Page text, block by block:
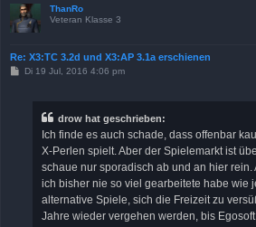
ThanRo
Veteran Klasse 3
Re: X3:TC 3.2d und X3:AP 3.1a erschienen
BDi 19 Jul, 2016 4:06 pm
drow hat geschrieben:
Ich finde es auch schade, dass offenbar
X-Perlen spielt. Aber der Spielemarkt ist
schaue nur sporadisch ab und an hier
ich bisher nie so viel gearbeitete habe wie
alternative Spiele, sich die Freizeit zu
Jahre wieder vergehen werden, bis